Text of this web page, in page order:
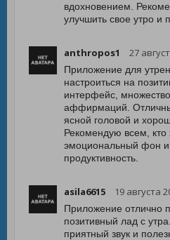
вдохновением.
улучшить свое утро и
anthropos1 27
Приложение для
настроиться на
интерфейс,
аффирмаций.
ясной головой и
Рекомендую всем, кто
эмоциональный фон и
продуктивность.
asila6615 19 августа
Приложение отлично
позитивный лад с
приятный звук и